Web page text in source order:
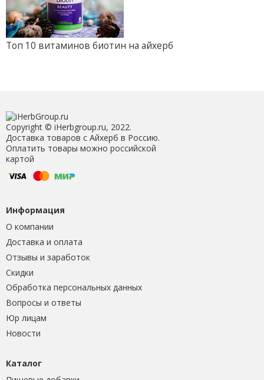
Топ 10 витаминов биотин на айхерб
Copyright © iHerbgroup.ru, 2022.
Доставка товаров с Айхерб в Россию.
Оплатить товары можно российской
картой
Информация
О компании
Доставка и оплата
Отзывы и заработок
Скидки
Обработка персональных данных
Вопросы и ответы
Юр лицам
Новости
Каталог